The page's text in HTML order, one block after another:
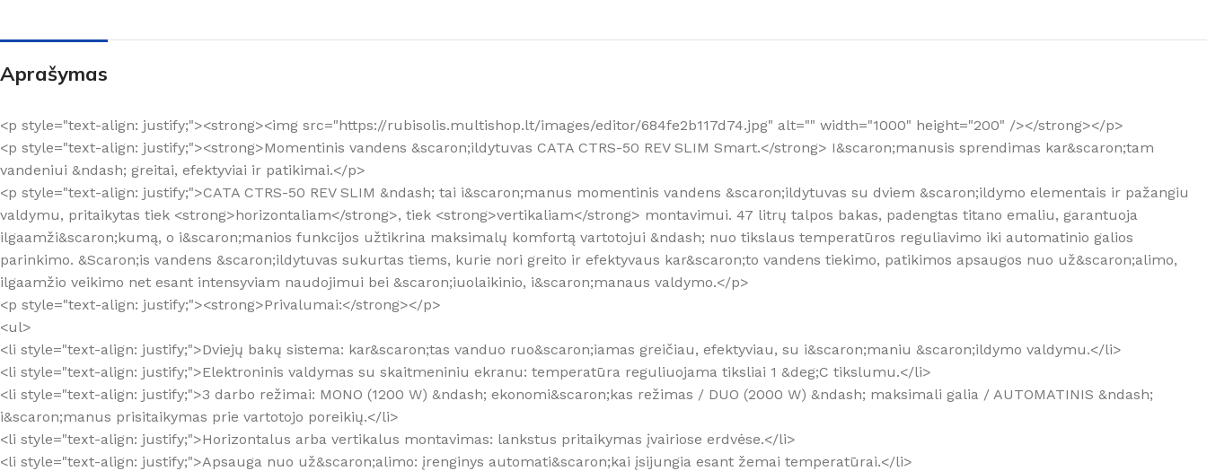
Aprašymas
<p style="text-align: justify;"><strong><img src="https://rubisolis.multishop.lt/images/editor/684fe2b117d74.jpg" alt="" width="1000" height="200" /></strong></p>
<p style="text-align: justify;"><strong>Momentinis vandens &scaron;ildytuvas CATA CTRS-50 REV SLIM Smart.</strong> I&scaron;manusis sprendimas kar&scaron;tam
vandeniui &ndash; greitai, efektyviai ir patikimai.</p>
<p style="text-align: justify;">CATA CTRS-50 REV SLIM &ndash; tai i&scaron;manus momentinis vandens &scaron;ildytuvas su dviem &scaron;ildymo elementais ir pažangiu
valdymu, pritaikytas tiek <strong>horizontaliam</strong>, tiek <strong>vertikaliam</strong> montavimui. 47 litrų talpos bakas, padengtas titano emaliu, garantuoja
ilgaamži&scaron;kumą, o i&scaron;manios funkcijos užtikrina maksimalų komfortą vartotojui &ndash; nuo tikslaus temperatūros reguliavimo iki automatinio galios
parinkimo. &Scaron;is vandens &scaron;ildytuvas sukurtas tiems, kurie nori greito ir efektyvaus kar&scaron;to vandens tiekimo, patikimos apsaugos nuo už&scaron;alimo,
ilgaamžio veikimo net esant intensyviam naudojimui bei &scaron;iuolaikinio, i&scaron;manaus valdymo.</p>
<p style="text-align: justify;"><strong>Privalumai:</strong></p>
<ul>
<li style="text-align: justify;">Dviejų bakų sistema: kar&scaron;tas vanduo ruo&scaron;iamas greičiau, efektyviau, su i&scaron;maniu &scaron;ildymo valdymu.</li>
<li style="text-align: justify;">Elektroninis valdymas su skaitmeniniu ekranu: temperatūra reguliuojama tiksliai 1 &deg;C tikslumu.</li>
<li style="text-align: justify;">3 darbo režimai: MONO (1200 W) &ndash; ekonomi&scaron;kas režimas / DUO (2000 W) &ndash; maksimali galia / AUTOMATINIS &ndash;
i&scaron;manus prisitaikymas prie vartotojo poreikių.</li>
<li style="text-align: justify;">Horizontalus arba vertikalus montavimas: lankstus pritaikymas įvairiose erdvėse.</li>
<li style="text-align: justify;">Apsauga nuo už&scaron;alimo: įrenginys automati&scaron;kai įsijungia esant žemai temperatūrai.</li>